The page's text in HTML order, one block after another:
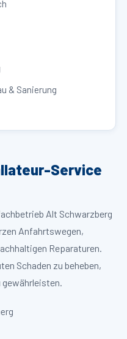
& Sanierung
Service
Alt Schwarzberg
Anfahrtswegen,
Reparaturen.
Schaden zu beheben,